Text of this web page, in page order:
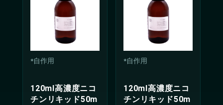
*自作用
120ml高濃度ニコ
チンリキッド50m
*自作用
120ml高濃度ニコ
チンリキッド50m